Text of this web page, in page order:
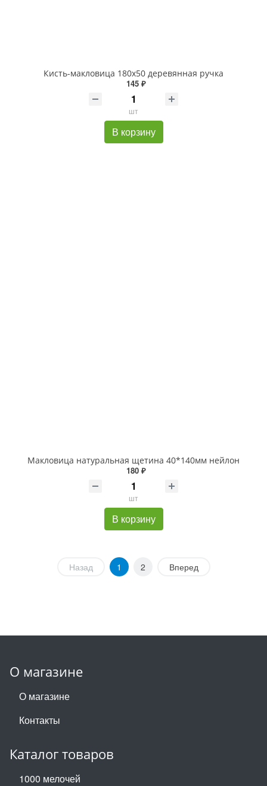
Кисть-макловица 180х50 деревянная ручка
145 ₽
шт
В корзину
Макловица натуральная щетина 40*140мм нейлон
180 ₽
шт
В корзину
Назад 1 2 Вперед
О магазине
О магазине
Контакты
Каталог товаров
1000 мелочей